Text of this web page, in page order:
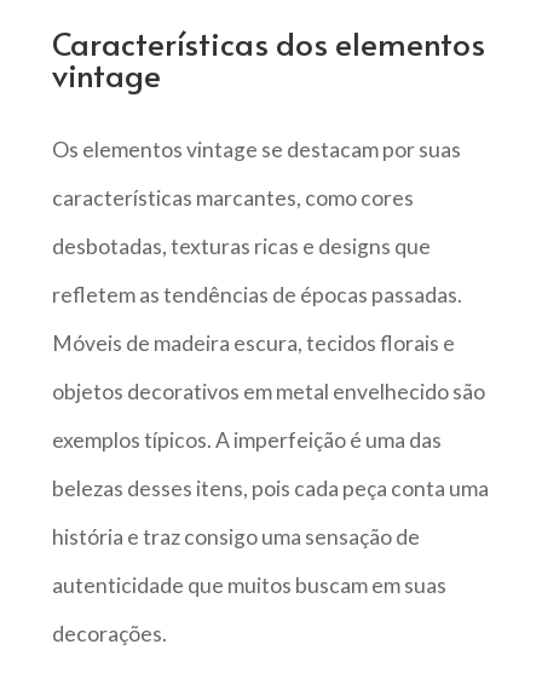
Características dos elementos
vintage
Os elementos vintage se destacam por suas
características marcantes, como cores
desbotadas, texturas ricas e designs que
refletem as tendências de épocas passadas.
Móveis de madeira escura, tecidos florais e
objetos decorativos em metal envelhecido são
exemplos típicos. A imperfeição é uma das
belezas desses itens, pois cada peça conta uma
história e traz consigo uma sensação de
autenticidade que muitos buscam em suas
decorações.